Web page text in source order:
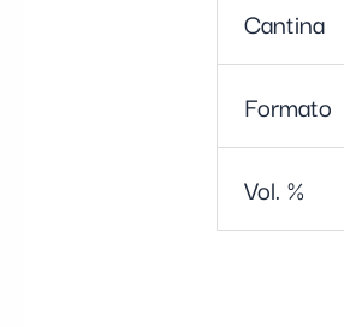
Cantina
Formato
Vol. %